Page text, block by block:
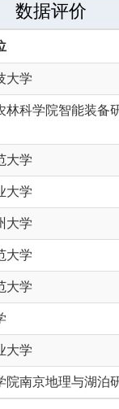
数据评价
大学
林科学院智能装备
大学
大学
大学
大学
大学
大学
院南京地理与湖泊